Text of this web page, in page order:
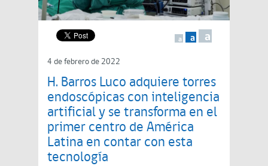
a a a
4 de febrero de 2022
H. Barros Luco adquiere torres
endoscópicas con inteligencia
artificial y se transforma en el
primer centro de América
Latina en contar con esta
tecnología